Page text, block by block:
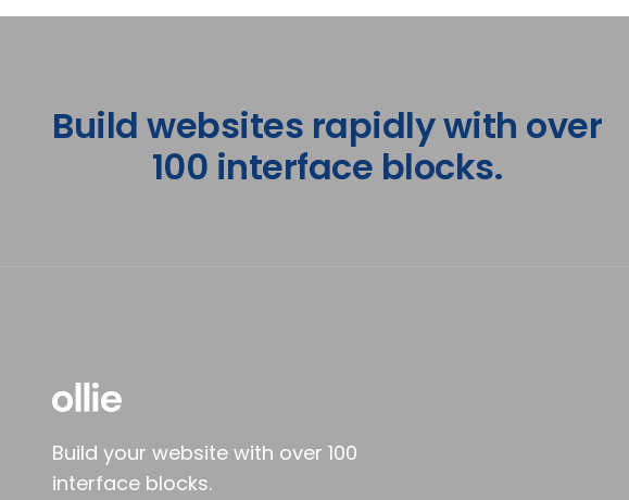
Build websites rapidly with over
100 interface blocks.
Build your website with over 100
interface blocks.